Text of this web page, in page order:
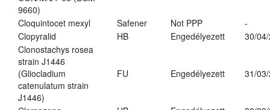
9660)
Cloquintocet mexyl Safener Not PPP
-
Clopyralid
HB Engedélyezett
30/
Clonostachys rosea
strain J1446
(Gliocladium
catenulatum strain
J1446)
FU Engedélyezett 31/